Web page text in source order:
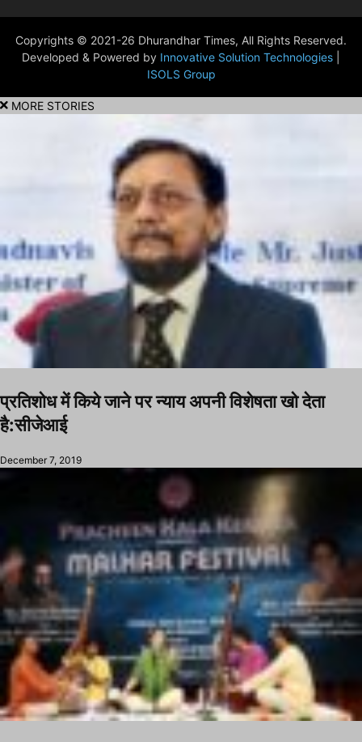
Copyrights © 2021-26 Dhurandhar Times, All Rights Reserved.
Developed & Powered by Innovative Solution Technologies
ISOLS Group
MORE STORIES
प्रतिशोध में किये जाने पर न्याय अपनी विशेषता खो देता
है:सीजेआई
December 7, 2019